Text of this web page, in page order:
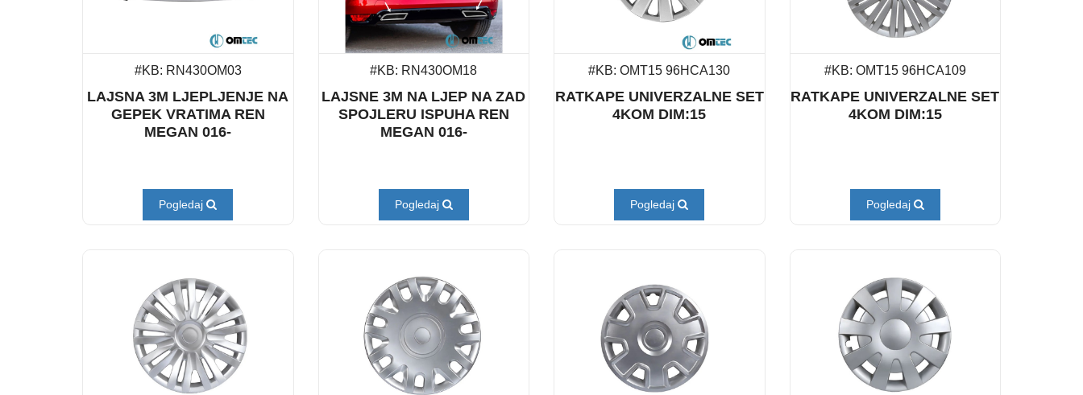
#KB: RN430OM03
LAJSNA 3M LJEPLJENJE NA
GEPEK VRATIMA REN
MEGAN 016-
Pogledaj
#KB: RN430OM18
LAJSNE 3M NA LJEP NA ZAD
SPOJLERU ISPUHA REN
MEGAN 016-
Pogledaj
#KB: OMT15 96HCA130
RATKAPE UNIVERZALNE SET
4KOM DIM:15
Pogledaj
#KB: OMT15 96HCA109
RATKAPE UNIVERZALNE SET
4KOM DIM:15
Pogledaj